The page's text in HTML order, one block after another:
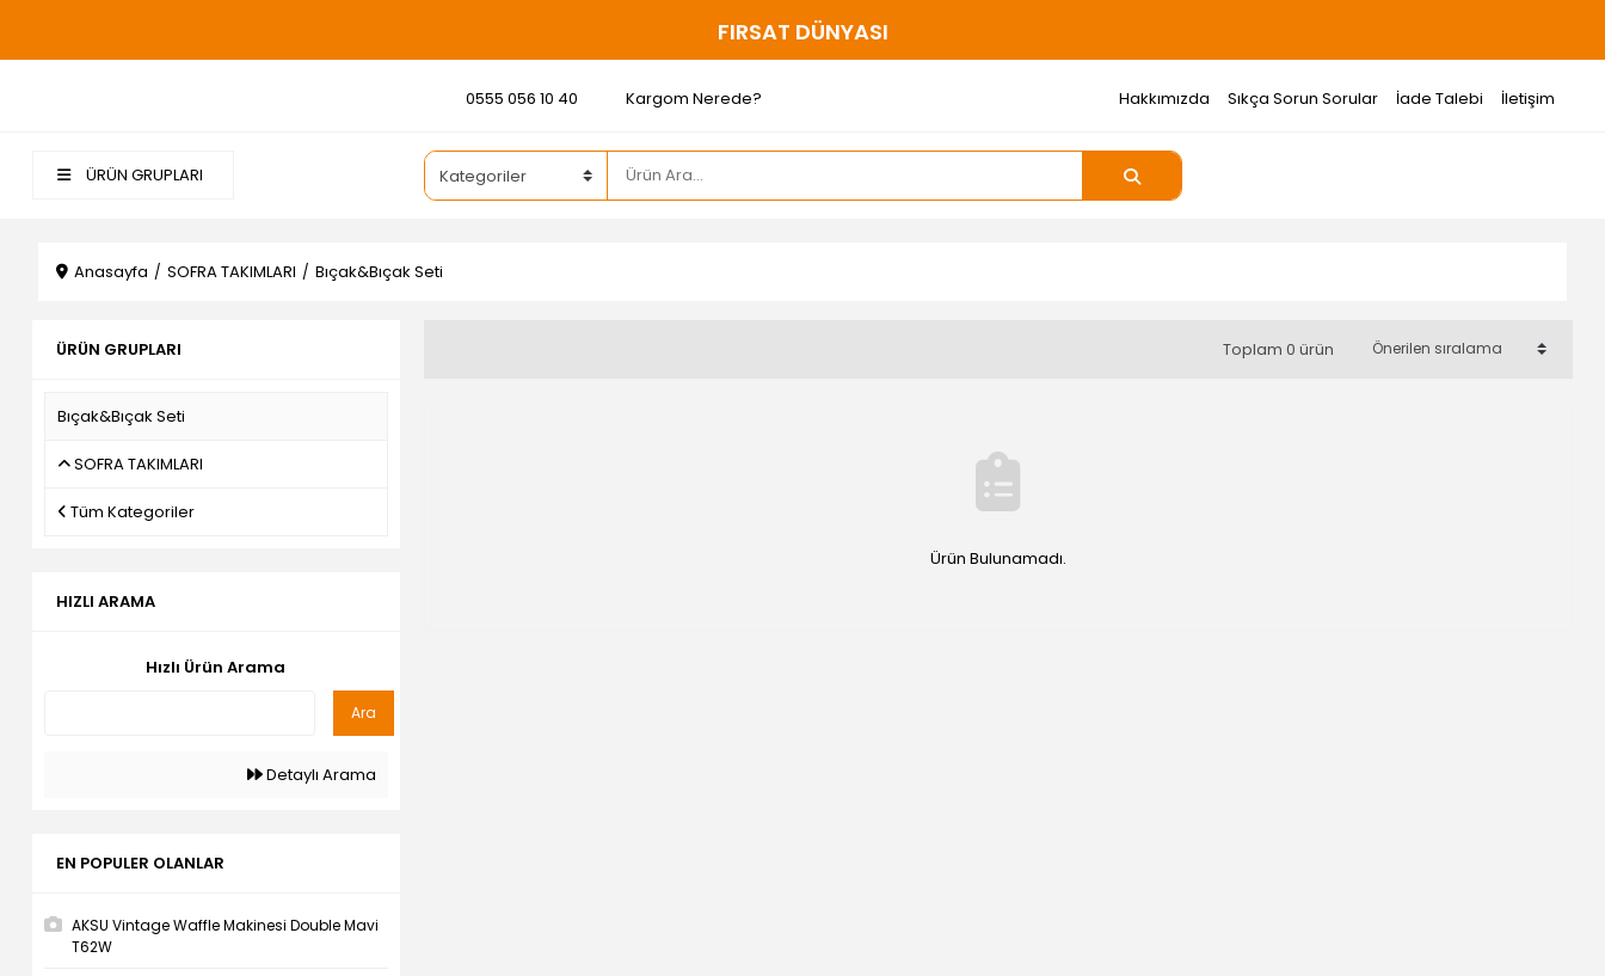
200 ₺ ve ÜZERİ ÜCRETSİZ KARGO
0555 056 10 40 Kargom Nerede? Hakkımızda Sıkça Sorun Sorular İade Talebi İletişim
ÜRÜN GRUPLARI
Anasayfa SOFRA TAKIMLARI Bıçak&Bıçak Seti
ÜRÜN GRUPLARI
Bıçak&Bıçak Seti
SOFRA TAKIMLARI
Tüm Kategoriler
HIZLI ARAMA
Hızlı Ürün Arama
Ara
Detaylı Arama
EN POPULER OLANLAR
AKSU Vintage Waffle Makinesi Double Mavi
T62W
Toplam 0 ürün
Ürün Bulunamadı.